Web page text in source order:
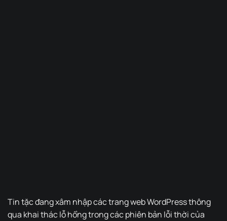
Tin tặc đang xâm nhập các trang web WordPress thông
qua khai thác lỗ hổng trong các phiên bản lỗi thời của